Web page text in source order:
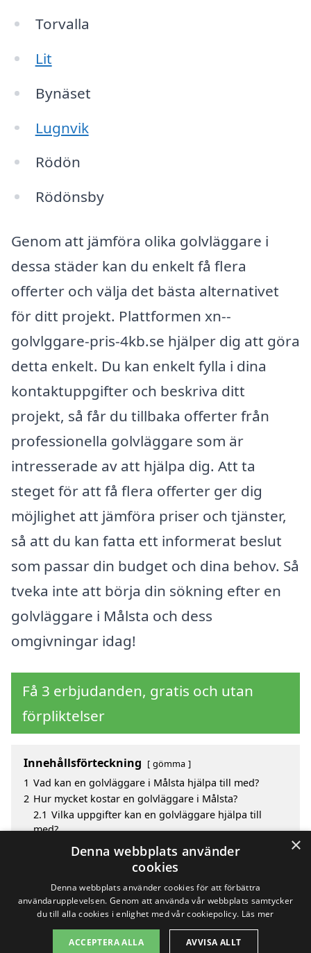
Torvalla
Lit
Bynäset
Lugnvik
Rödön
Rödönsby
Genom att jämföra olika golvläggare i
dessa städer kan du enkelt få flera
offerter och välja det bästa alternativet
för ditt projekt. Plattformen xn--
golvlggare-pris-4kb.se hjälper dig att göra
detta enkelt. Du kan enkelt fylla i dina
kontaktuppgifter och beskriva ditt
projekt, så får du tillbaka offerter från
professionella golvläggare som är
intresserade av att hjälpa dig. Att ta
steget för att få flera offerter ger dig
möjlighet att jämföra priser och tjänster,
så att du kan fatta ett informerat beslut
som passar din budget och dina behov. Så
tveka inte att börja din sökning efter en
golvläggare i Målsta och dess
omgivningar idag!
Få 3 erbjudanden, gratis och utan
förpliktelser
Innehållsförteckning gömma
1 Vad kan en golvläggare i Målsta hjälpa till med?
2 Hur mycket kostar en golvläggare i Målsta?
2.1 Vilka uppgifter kan en golvläggare hjälpa till
med?
Fördelar med att välja golvläggare i Målsta
Sök efter en skicklig golvläggare i de omgivande
Copyright 2026 - Pilanto Aps
×
Denna webbplats använder
cookies
Denna webbplats använder cookies för att förbättra
användarupplevelsen. Genom att använda vår webbplats samtycker
du till alla cookies i enlighet med vår cookiepolicy. Läs mer
ACCEPTERA ALLA AVVISA ALLT